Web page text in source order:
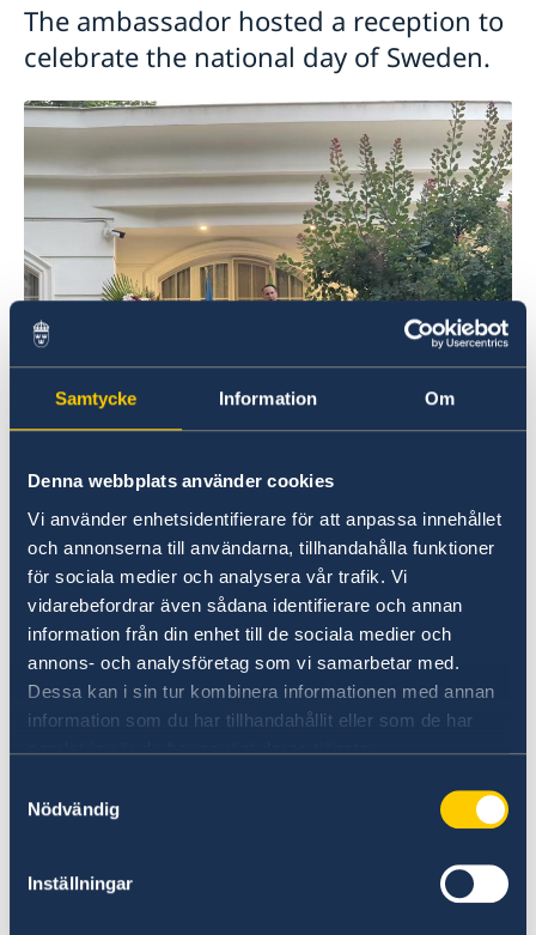
Samtycke Information Om
Denna webbplats använder cookies
Vi använder enhetsidentifierare för att anpassa innehållet
och annonserna till användarna, tillhandahålla funktioner
för sociala medier och analysera vår trafik. Vi
vidarebefordrar även sådana identifierare och annan
information från din enhet till de sociala medier och
annons- och analysföretag som vi samarbetar med.
Dessa kan i sin tur kombinera informationen med annan
information som du har tillhandahållit eller som de har
samlat in när du har använt deras tjänster.
Nödvändig
Inställningar
The ambassador hosted a reception to
celebrate the national day of Sweden.
Otterstedt shared reflections on Sweden’s
history, the values upheld by the Swedish
government, and its stance on today’s pressing
global challenges:
“Diplomatic representation is essential for
fostering dialogue, building bridges, and
tackling complex challenges.”
“Human rights and gender equality are at the
values will one day be universally shared.”